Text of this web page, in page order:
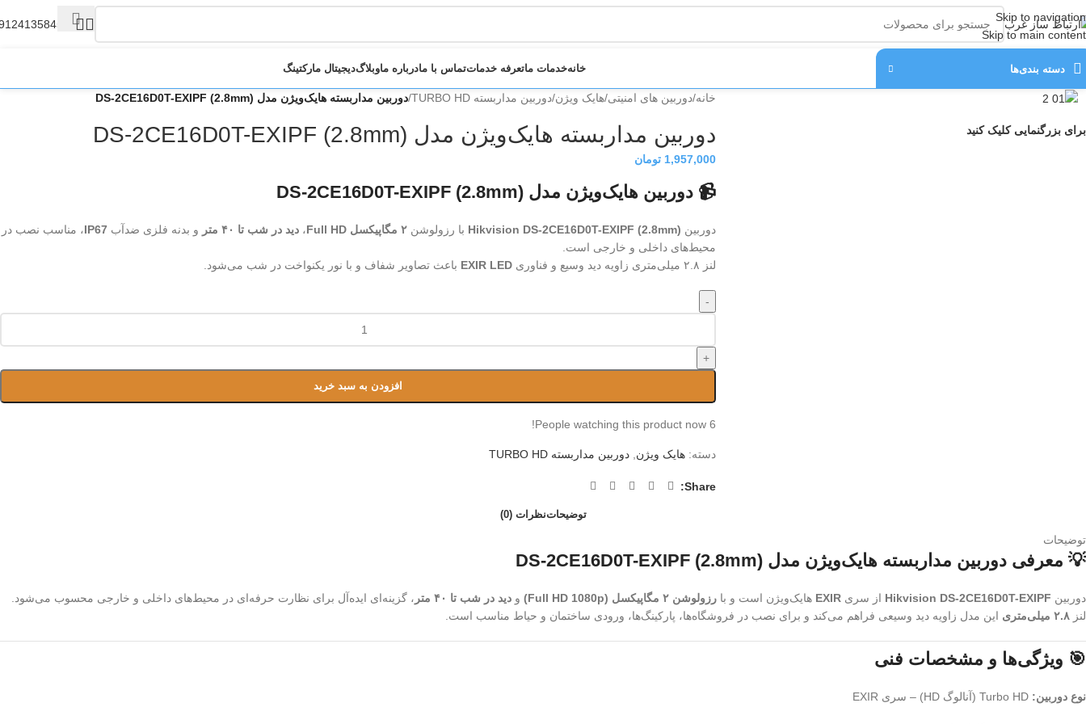
Skip to navigation
Skip to main content
دسته‌ بندی‌ها خانهخدمات ماتعرفه خدماتتماس با مادرباره ماوبلاگدیجیتال مارکتینگ
برای بزرگنمایی کلیک کنید
خانه/دوربین های امنیتی/هایک ویژن/دوربین مداربسته TURBO HD /دوربین مداربسته هایک‌ویژن مدل DS-2CE16D0T-EXIPF (2.8mm)
دوربین مداربسته هایک‌ویژن مدل DS-2CE16D0T-EXIPF (2.8mm)
1,957,000 تومان
📹 دوربین هایک‌ویژن مدل DS-2CE16D0T-EXIPF (2.8mm)
دوربین Hikvision DS-2CE16D0T-EXIPF (2.8mm) با رزولوشن ۲ مگاپیکسل Full HD ، دید در شب تا ۴۰ متر و بدنه فلزی ضدآب IP67، مناسب نصب در
محیط‌های داخلی و خارجی است.
لنز ۲.۸ میلی‌متری زاویه دید وسیع و فناوری
EXIR LED باعث تصاویر شفاف و با نور یکنواخت در شب می‌شود.
-
+
افزودن به سبد خرید
6
People watching this product now!
دسته: هایک ویژن دوربین مداربسته TURBO HD
Share:
توضیحاتنظرات (0)
توضیحات
💡 معرفی دوربین مداربسته هایک‌ویژن مدل DS-2CE16D0T-EXIPF (2.8mm)
دوربین Hikvision DS-2CE16D0T-EXIPF از سری EXIR هایک‌ویژن است و با رزولوشن ۲ مگاپیکسل (Full HD 1080p) و دید در شب تا ۴۰ متر
، گزینه‌ای ایده‌آل برای نظارت حرفه‌ای در محیط‌های داخلی و خارجی محسوب می‌شود.
لنز ۲.۸ میلی‌متری این مدل زاویه دید وسیعی فراهم می‌کند و برای نصب در فروشگاه‌ها، پارکینگ‌ها، ورودی ساختمان و حیاط مناسب است.
🎯 ویژگی‌ها و مشخصات فنی
نوع دوربین: